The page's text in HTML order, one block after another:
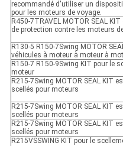
recommandé d'utiliser un
pour les moteurs de voyage.
R450-7TRAVEL MOTOR SEAL
de protection contre les moteurs
R130-5 R150-7Swing MOTOR
véhicules à moteur à moteur à
R150-7 R150-9Swing KIT pour le
moteur
R215-7Swing MOTOR SEAL KIT
scellés pour moteurs
R215-7Swing MOTOR SEAL KIT
scellés pour moteurs
R215-7Swing MOTOR SEAL KIT
scellés pour moteurs
R215VSSWING KIT pour le